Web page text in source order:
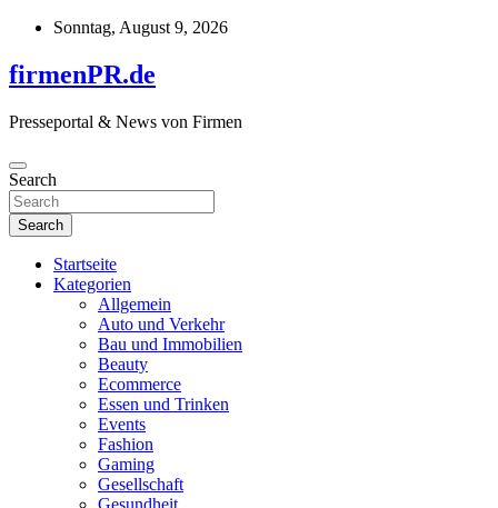
Skip
content
Sonntag, August 9, 2026
firmenPR.de
Presseportal & News von Firmen
Search
Search
Startseite
Kategorien
Allgemein
Auto und Verkehr
Bau und Immobilien
Beauty
Ecommerce
Essen und Trinken
Events
Fashion
Gaming
Gesellschaft
Gesundheit